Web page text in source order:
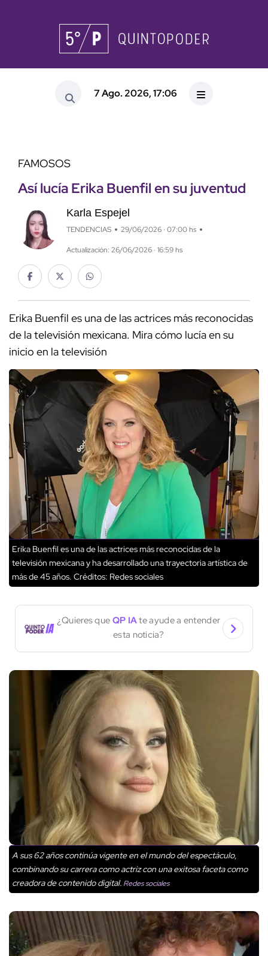
7 Ago. 2026, 17:06
FAMOSOS
Así lucía Erika Buenfil en su juventud
Karla Espejel
TENDENCIAS 29/06/2026 · 07:00 hs
Actualización: 26/06/2026 · 16:59 hs
Erika Buenfil es una de las actrices más reconocidas
de la televisión mexicana. Mira cómo lucía en su
inicio en la televisión
Erika Buenfil es una de las actrices más reconocidas de la
televisión mexicana y ha desarrollado una trayectoria artística de
más de 45 años. Créditos: Redes sociales
¿Quieres que QP IAte ayude a entender
esta noticia?
A sus 62 años continúa vigente en el mundo del espectáculo,
combinando su carrera como actriz con una exitosa faceta como
creadora de contenido digital. Redes sociales